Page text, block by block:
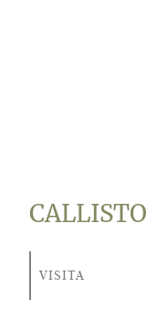
CALLISTO
VISITA